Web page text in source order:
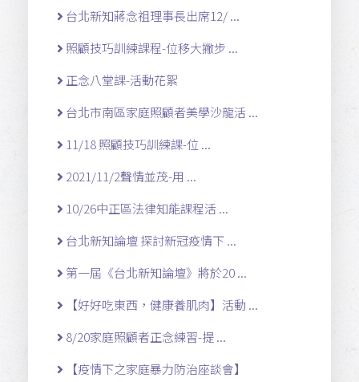
台北新知蔣念祖理事長出席12/ ...
照顧技巧訓練課程-位移大撇步 ...
正念八堂課-活動花絮
台北市南區家庭照顧者美學沙龍活 ...
11/18 照顧技巧訓練課-位 ...
2021/11/2聲情並茂-用 ...
10/26中正區法律知能課程活 ...
台北新知論壇 探討新冠疫情下 ...
第一屆《台北新知論壇》將於20 ...
【好好吃東西，健康養肌肉】活動 ...
8/20家庭照顧者正念練習-提 ...
【疫情下之家庭暴力防治座談會】